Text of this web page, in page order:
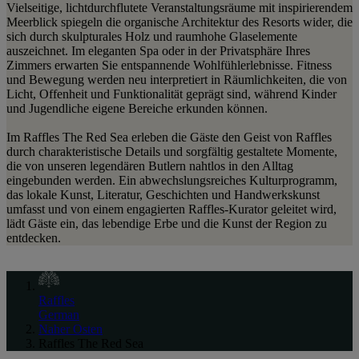
Vielseitige, lichtdurchflutete Veranstaltungsräume mit inspirierendem
Meerblick spiegeln die organische Architektur des Resorts wider, die
sich durch skulpturales Holz und raumhohe Glaselemente
auszeichnet. Im eleganten Spa oder in der Privatsphäre Ihres
Zimmers erwarten Sie entspannende Wohlfühlerlebnisse. Fitness
und Bewegung werden neu interpretiert in Räumlichkeiten, die von
Licht, Offenheit und Funktionalität geprägt sind, während Kinder
und Jugendliche eigene Bereiche erkunden können.
Im Raffles The Red Sea erleben die Gäste den Geist von Raffles
durch charakteristische Details und sorgfältig gestaltete Momente,
die von unseren legendären Butlern nahtlos in den Alltag
eingebunden werden. Ein abwechslungsreiches Kulturprogramm,
das lokale Kunst, Literatur, Geschichten und Handwerkskunst
umfasst und von einem engagierten Raffles-Kurator geleitet wird,
lädt Gäste ein, das lebendige Erbe und die Kunst der Region zu
entdecken.
Raffles
German
Naher Osten